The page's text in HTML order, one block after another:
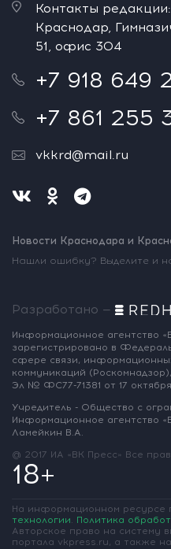
Контакты редакции:
Краснодар,
51, офис 304
+7 918 649
+7 861 255
vkkrd@mail.ru
Новости Краснодара и
Нашли ошибку? Выделите и
Разработано —
Информационное агентство
зарегистрировано в
сфере связи,
коммуникаций (Роскомнадзор),
Эл № ФС77-71381 от 17
Учредитель - Общество с
Информационное агентство
Ламейкин В.А.
@ 2017 ИА «ВК Пресс» Все
18+
На информационном ресурсе
технологии. Политика
Авторское право на систему
портала vkpress.ru, а также